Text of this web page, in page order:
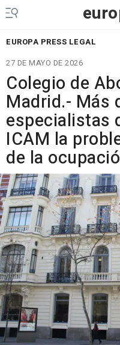
EUROPA PRESS LEGAL
27 DE MAYO DE 2026
Colegio de
Madrid.- Más
especialistas
ICAM la
de la